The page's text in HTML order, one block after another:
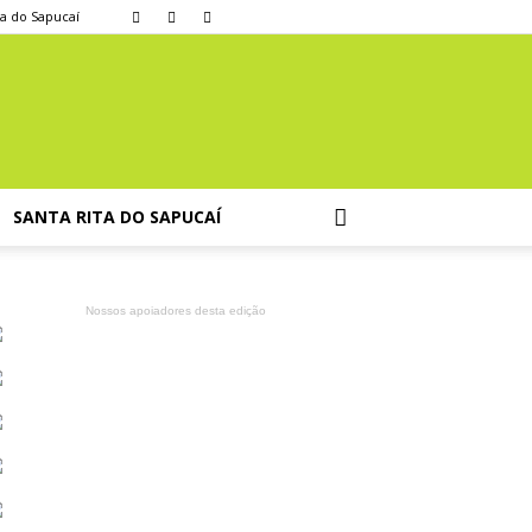
do Sapucaí
SANTA RITA DO SAPUCAÍ
Nossos apoiadores desta edição